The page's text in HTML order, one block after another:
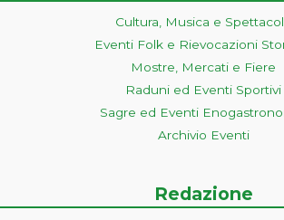
Cultura, Musica e
Eventi Folk e Rievocazioni
Mostre, Mercati e Fiere
Raduni ed Eventi Sportivi
Sagre ed Eventi
Archivio Eventi
Redazione